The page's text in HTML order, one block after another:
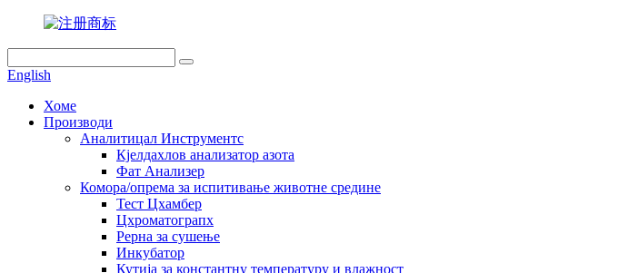
English
Хоме
Производи
Аналитицал Инструментс
Кјелдахлов анализатор азота
Фат Анализер
Комора/опрема за испитивање животне средине
Тест Цхамбер
Цхроматограпх
Рерна за сушење
Инкубатор
Кутија за константну температуру и влажност